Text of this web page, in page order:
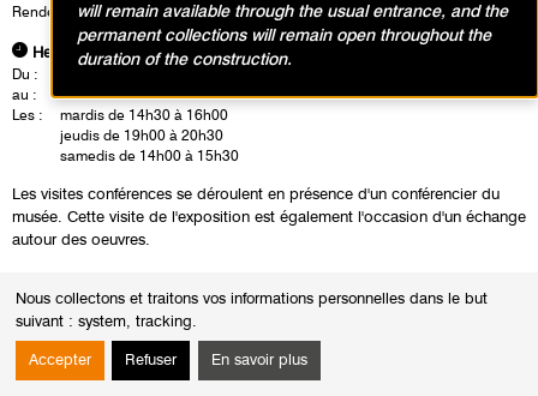
Nous collectons et traitons vos informations personnelles dans le but
suivant : system, tracking.
Accepter Refuser En savoir plus
Rendez-vous à l'accueil groupe
Heures
Du :
au :
Dimanche 9 février 2025
Les :
mardis de 14h30 à 16h00
jeudis de 19h00 à 20h30
samedis de 14h00 à 15h30
Les visites conférences se déroulent en présence d'un conférencier du
musée. Cette visite de l'exposition est également l'occasion d'un échange
autour des oeuvres.
will remain available through the usual entrance, and the
permanent collections will remain open throughout the
duration of the construction.